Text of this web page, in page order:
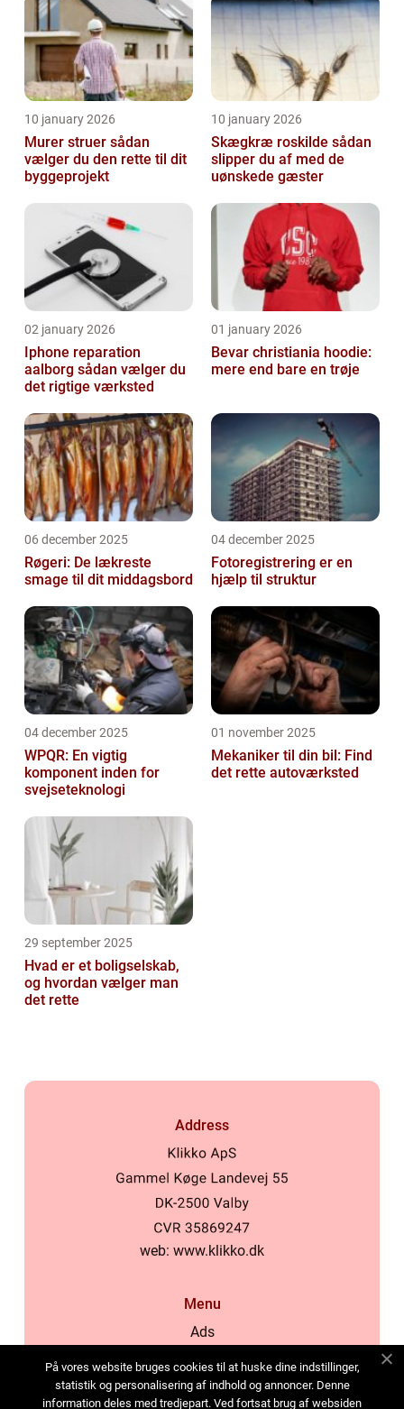
10 january 2026
Murer struer sådan
vælger du den rette til dit
byggeprojekt
10 january 2026
Skægkræ roskilde sådan
slipper du af med de
uønskede gæster
02 january 2026
Iphone reparation
aalborg sådan vælger du
det rigtige værksted
01 january 2026
Bevar christiania hoodie:
mere end bare en trøje
06 december 2025
Røgeri: De lækreste
smage til dit middagsbord
04 december 2025
Fotoregistrering er en
hjælp til struktur
04 december 2025
WPQR: En vigtig
komponent inden for
svejseteknologi
01 november 2025
Mekaniker til din bil: Find
det rette autoværksted
29 september 2025
Hvad er et boligselskab,
og hvordan vælger man
det rette
Address
web: www.klikko.dk
Menu
Ads
Cookies
Contact
På vores website bruges cookies til at huske dine indstillinger,
statistik og personalisering af indhold og annoncer. Denne
information deles med tredjepart. Ved fortsat brug af websiden